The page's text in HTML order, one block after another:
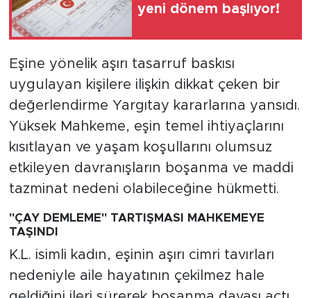
yeni dönem başlıyor!
Eşine yönelik aşırı tasarruf baskısı
uygulayan kişilere ilişkin dikkat çeken bir
değerlendirme Yargıtay kararlarına yansıdı.
Yüksek Mahkeme, eşin temel ihtiyaçlarını
kısıtlayan ve yaşam koşullarını olumsuz
etkileyen davranışların boşanma ve maddi
tazminat nedeni olabileceğine hükmetti.
"ÇAY DEMLEME" TARTIŞMASI MAHKEMEYE
TAŞINDI
K.L. isimli kadın, eşinin aşırı cimri tavırları
nedeniyle aile hayatının çekilmez hale